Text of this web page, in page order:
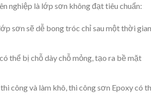
nghiệp là lớp sơn không đạt tiêu chuẩn:
sơn sẽ dễ bong tróc chỉ sau một thời gian
thể bị chỗ dày chỗ mỏng, tạo ra bề mặt
công và làm khô, thi công sơn Epoxy có